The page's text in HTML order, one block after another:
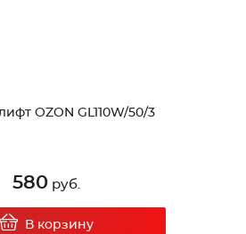
OZON GL110W/50/3
580 руб.
В корзину